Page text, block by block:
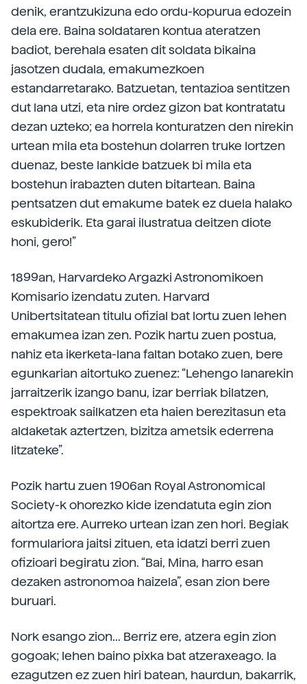
denik, erantzukizuna edo ordu-kopurua edozein
dela ere. Baina soldataren kontua ateratzen
badiot, berehala esaten dit soldata bikaina
jasotzen dudala, emakumezkoen
estandarretarako. Batzuetan, tentazioa sentitzen
dut lana utzi, eta nire ordez gizon bat kontratatu
dezan uzteko; ea horrela konturatzen den nirekin
urtean mila eta bostehun dolarren truke lortzen
duenaz, beste lankide batzuek bi mila eta
bostehun irabazten duten bitartean. Baina
pentsatzen dut emakume batek ez duela halako
eskubiderik. Eta garai ilustratua deitzen diote
honi, gero!”
1899an, Harvardeko Argazki Astronomikoen
Komisario izendatu zuten. Harvard
Unibertsitatean titulu ofizial bat lortu zuen lehen
emakumea izan zen. Pozik hartu zuen postua,
nahiz eta ikerketa-lana faltan botako zuen, bere
egunkarian aitortuko zuenez: “Lehengo lanarekin
jarraitzerik izango banu, izar berriak bilatzen,
espektroak sailkatzen eta haien berezitasun eta
aldaketak aztertzen, bizitza ametsik ederrena
litzateke”.
Pozik hartu zuen 1906an Royal Astronomical
Society-k ohorezko kide izendatuta egin zion
aitortza ere. Aurreko urtean izan zen hori. Begiak
formulariora jaitsi zituen, eta idatzi berri zuen
ofizioari begiratu zion. “Bai, Mina, harro esan
dezaken astronomoa haizela”, esan zion bere
buruari.
Nork esango zion... Berriz ere, atzera egin zion
gogoak; lehen baino pixka bat atzeraxeago. Ia
ezagutzen ez zuen hiri batean, haurdun, bakarrik,